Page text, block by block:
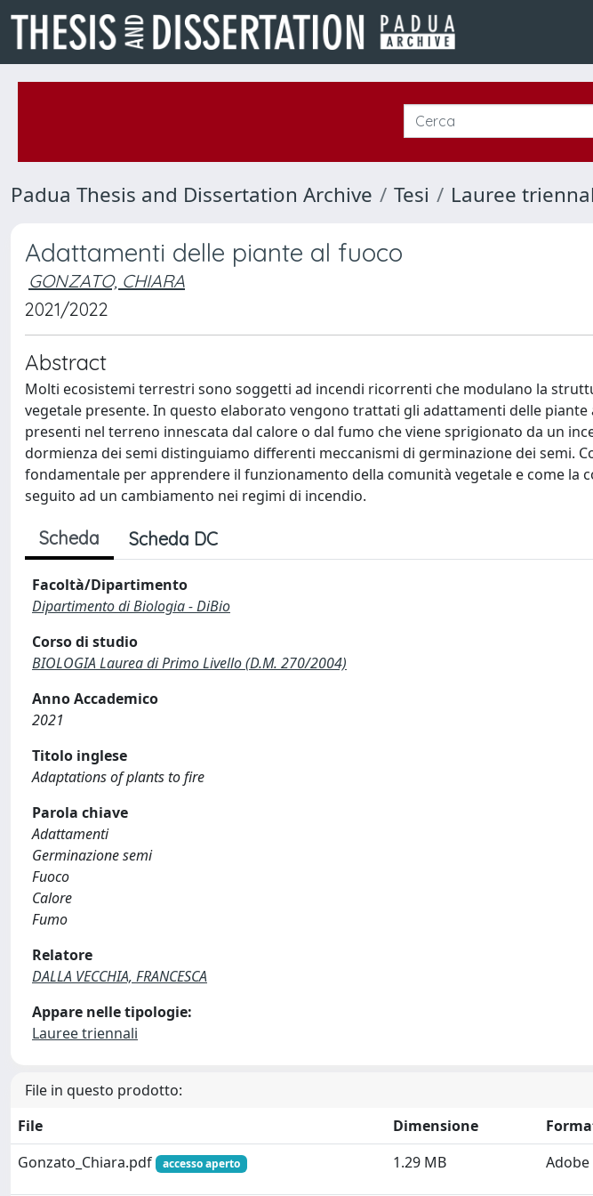
Padua Thesis and Dissertation Archive Tesi Lauree
Adattamenti delle piante al fuoco
GONZATO, CHIARA
2021/2022
Abstract
Molti ecosistemi terrestri sono soggetti ad incendi ricorrenti che modulano la
vegetale presente. In questo elaborato vengono trattati gli adattamenti delle piante
presenti nel terreno innescata dal calore o dal fumo che viene sprigionato da un
dormienza dei semi distinguiamo differenti meccanismi di germinazione dei semi.
fondamentale per apprendere il funzionamento della comunità vegetale e come la
seguito ad un cambiamento nei regimi di incendio.
Scheda Scheda DC
Facoltà/Dipartimento
Dipartimento di Biologia - DiBio
Corso di studio
BIOLOGIA Laurea di Primo Livello (D.M. 270/2004)
Anno Accademico
2021
Titolo inglese
Adaptations of plants to fire
Parola chiave
Adattamenti
Germinazione semi
Fuoco
Calore
Fumo
Relatore
DALLA VECCHIA, FRANCESCA
Appare nelle tipologie:
Lauree triennali
File in questo prodotto:
File
Dimensione
Gonzato_Chiara.pdf
accesso aperto 1.29 MB Adobe